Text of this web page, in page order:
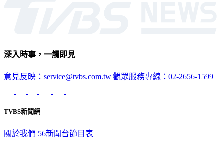
深入時事，一觸即見
意見反映：service@tvbs.com.tw 觀眾服務專線：02-2656-1599
TVBS新聞網
關於我們 56新聞台節目表